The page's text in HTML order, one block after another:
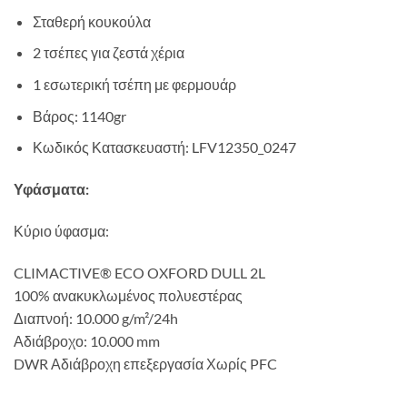
Σταθερή κουκούλα
2 τσέπες για ζεστά χέρια
1 εσωτερική τσέπη με φερμουάρ
Βάρος: 1140gr
Κωδικός Κατασκευαστή: LFV12350_0247
Υφάσματα:
Κύριο ύφασμα:
CLIMACTIVE® ECO OXFORD DULL 2L
100% ανακυκλωμένος πολυεστέρας
Διαπνοή: 10.000 g/m²/24h
Αδιάβροχο: 10.000 mm
DWR Αδιάβροχη επεξεργασία Χωρίς PFC